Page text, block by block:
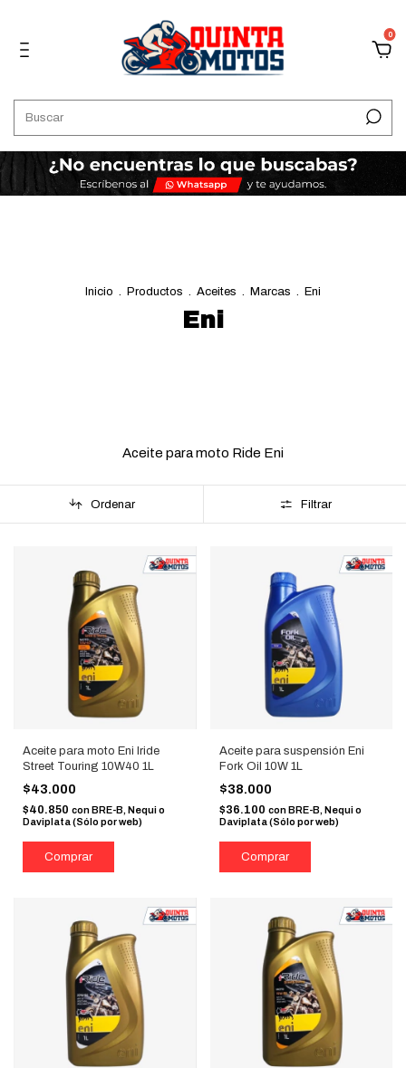
0
Inicio . Productos . Aceites . Marcas . Eni
Eni
Aceite para moto Ride Eni
Ordenar Filtrar
Aceite para moto Eni Iride
Street Touring 10W40 1L
$43.000
$40.850 conBRE-B, Nequi o
Daviplata (Sólo por web)
Aceite para suspensión Eni
Fork Oil 10W 1L
$38.000
$36.100 con BRE-B, Nequi o
Daviplata (Sólo por web)